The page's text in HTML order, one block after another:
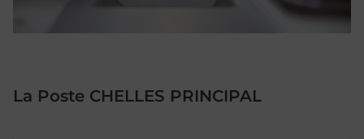
La Poste CHELLES PRINCIPAL